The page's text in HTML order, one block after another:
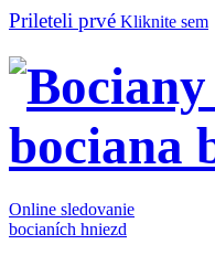
Prileteli prvé Kliknite sem
Online sledovanie
bocianích hniezd